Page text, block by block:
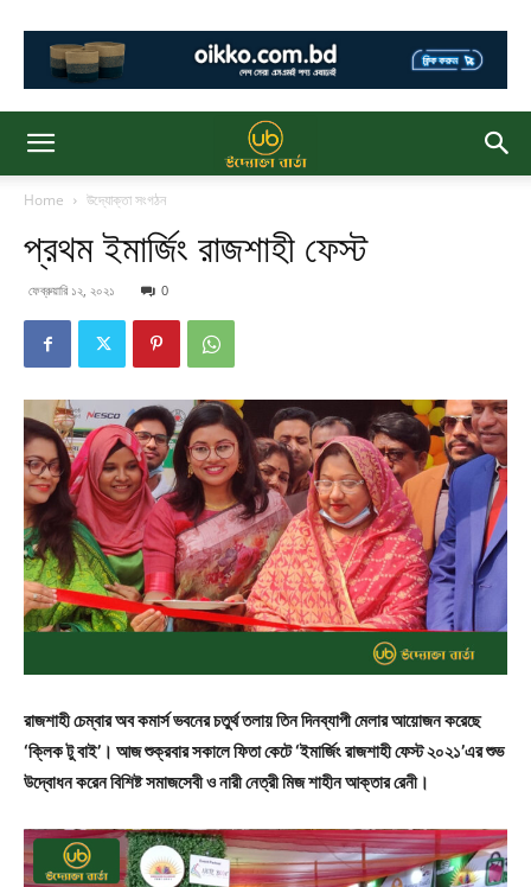
Home উদ্যোক্তা সংগঠন
প্রথম ইমার্জিং রাজশাহী ফেস্ট
ফেব্রুয়ারি ১২, ২০২১ 0
রাজশাহী চেম্বার অব কমার্স ভবনের চতুর্থ তলায় তিন দিনব্যাপী মেলার আয়োজন করেছে
‘ক্লিক টু বাই’। আজ শুক্রবার সকালে ফিতা কেটে ‘ইমার্জিং রাজশাহী ফেস্ট ২০২১’এর শুভ
উদ্বোধন করেন বিশিষ্ট সমাজসেবী ও নারী নেত্রী মিজ শাহীন আক্তার রেনী।